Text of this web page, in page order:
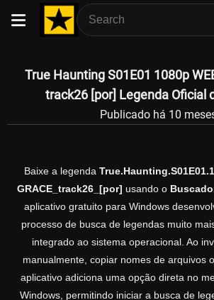
True Haunting S01E01 1080p
track26 [por] Legenda Oficial
Publicado há 10
Baixe a legenda
GRACE_track26_[por] usando o
aplicativo gratuito para Windows
processo de busca de legendas muito
integrado ao sistema operacional. Ao
manualmente, copiar nomes de arquivos
aplicativo adiciona uma opção direta no
Windows, permitindo iniciar a busca de